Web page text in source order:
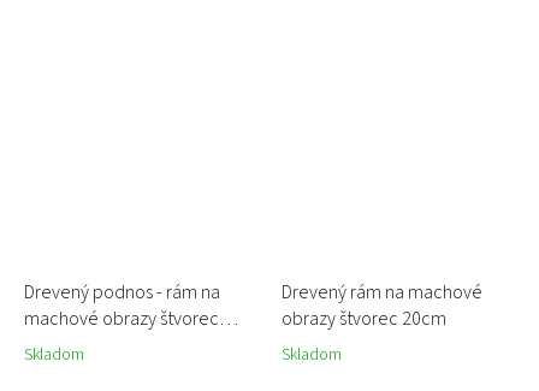
Drevený podnos - rám na
machové obrazy štvorec
25cm
Skladom
Drevený rám na machové
obrazy štvorec 20cm
Skladom